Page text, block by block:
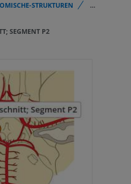
STRUKTUREN
...
SEGMENT P2